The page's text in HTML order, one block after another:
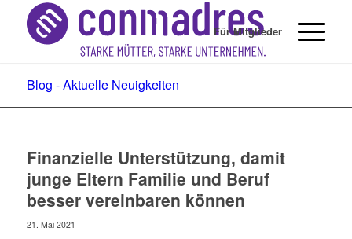
Für Mitglieder
Blog - Aktuelle Neuigkeiten
Finanzielle Unterstützung, damit
junge Eltern Familie und Beruf
besser vereinbaren können
21. Mai 2021